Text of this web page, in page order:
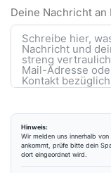
Deine Nachricht an
Hinweis:
Wir melden uns innerhalb
ankommt, prüfe bitte dein
dort eingeordnet wird.